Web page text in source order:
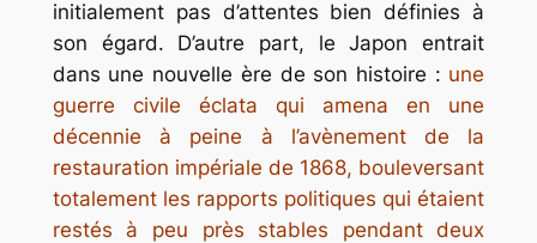
initialement pas d’attentes bien définies à
son égard. D’autre part, le Japon entrait
dans une nouvelle ère de son histoire : une
guerre civile éclata qui amena en une
décennie à peine à l’avènement de la
restauration impériale de 1868, bouleversant
totalement les rapports politiques qui étaient
restés à peu près stables pendant deux